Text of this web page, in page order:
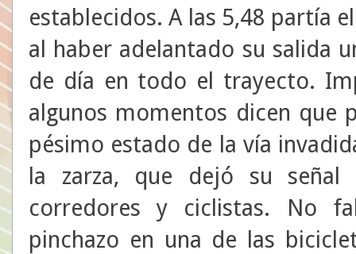
establecidos. A las 5,48 partía
al haber adelantado su salida
de día en todo el trayecto.
algunos momentos dicen que
pésimo estado de la vía
la zarza, que dejó su
corredores y ciclistas. No
pinchazo en una de las